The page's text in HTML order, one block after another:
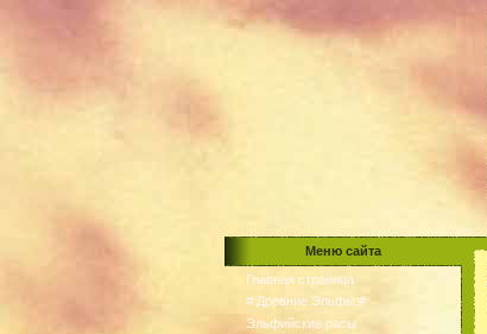
Меню сайта
Главная страница
#:Древние Эльфы:#
Эльфийские расы